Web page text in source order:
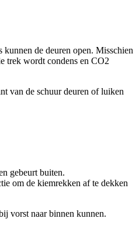
kunnen de deuren open. Misschien
trek wordt condens en CO2
van de schuur deuren of luiken
gebeurt buiten.
om de kiemrekken af te dekken
vorst naar binnen kunnen.